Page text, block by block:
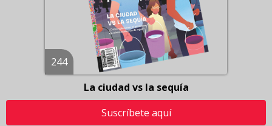
244
La ciudad vs la sequía
Suscríbete aquí